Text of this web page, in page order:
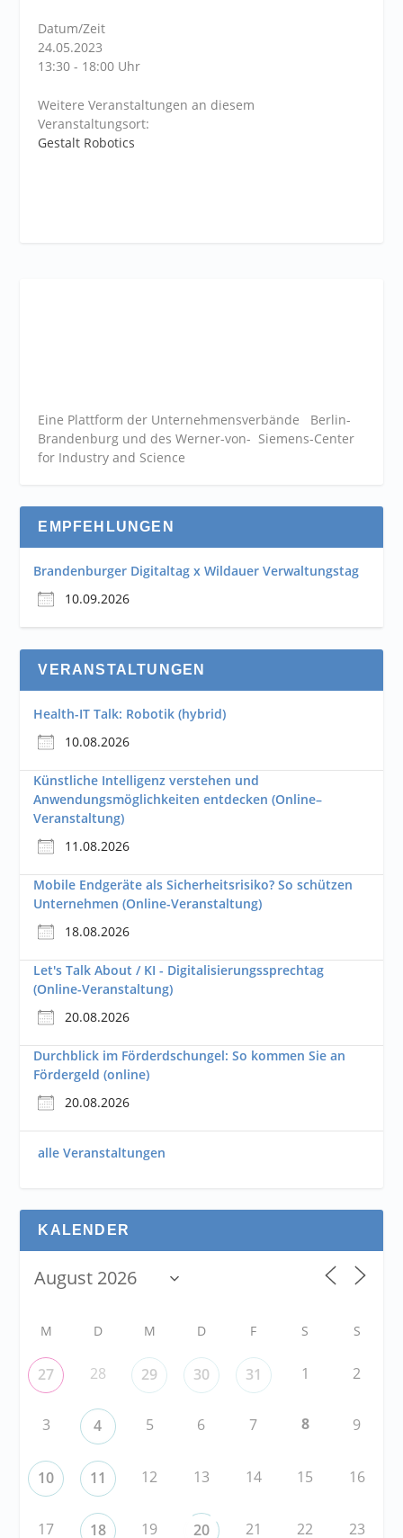
Datum/Zeit
24.05.2023
13:30 - 18:00 Uhr
Weitere Veranstaltungen an diesem
Veranstaltungsort:
Gestalt Robotics
Eine Plattform der Unternehmensverbände Berlin-
Brandenburg und des Werner-von- Siemens-Center
for Industry and Science
EMPFEHLUNGEN
Brandenburger Digitaltag x Wildauer Verwaltungstag
10.09.2026
VERANSTALTUNGEN
Health-IT Talk: Robotik (hybrid)
10.08.2026
Künstliche Intelligenz verstehen und
Anwendungsmöglichkeiten entdecken (Online–
Veranstaltung)
11.08.2026
Mobile Endgeräte als Sicherheitsrisiko? So schützen
Unternehmen (Online-Veranstaltung)
18.08.2026
Let's Talk About / KI - Digitalisierungssprechtag
(Online-Veranstaltung)
20.08.2026
Durchblick im Förderdschungel: So kommen Sie an
Fördergeld (online)
20.08.2026
alle Veranstaltungen
KALENDER
M D M D F S S
27 28 29 30 31 1 2
3 4 5 6 7 8 9
10 11 12 13 14 15 16
17 18 19 20 21 22 23